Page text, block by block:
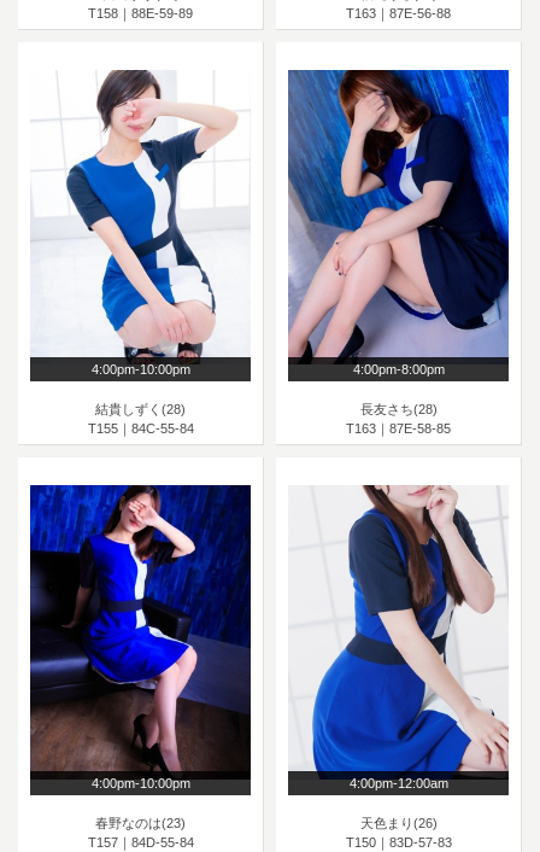
T158｜88E-59-89
T163｜87E-56-88
4:00pm-10:00pm
結貴しずく(28)
T155｜84C-55-84
4:00pm-8:00pm
長友さち(28)
T163｜87E-58-85
4:00pm-10:00pm
春野なのは(23)
T157｜84D-55-84
4:00pm-12:00am
天色まり(26)
T150｜83D-57-83